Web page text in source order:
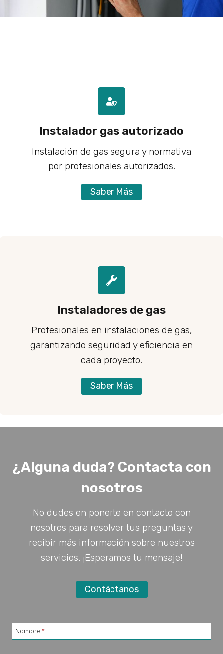
Instalador gas autorizado
Instalación de gas segura y normativa
por profesionales autorizados.
Saber Más
Instaladores de gas
Profesionales en instalaciones de gas,
garantizando seguridad y eficiencia en
cada proyecto.
Saber Más
¿Alguna duda? Contacta con
nosotros
No dudes en ponerte en contacto con
nosotros para resolver tus preguntas y
recibir más información sobre nuestros
servicios. ¡Esperamos tu mensaje!
Contáctanos
Nombre *